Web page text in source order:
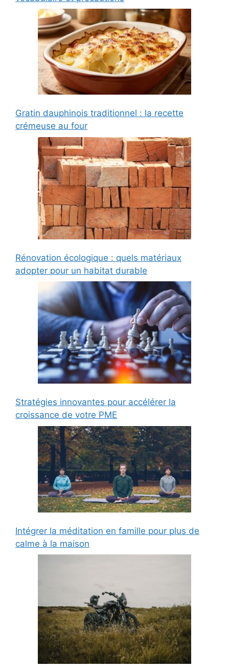
Gratin dauphinois traditionnel : la recette
crémeuse au four
Rénovation écologique : quels matériaux
adopter pour un habitat durable
Stratégies innovantes pour accélérer la
croissance de votre PME
Intégrer la méditation en famille pour plus de
calme à la maison